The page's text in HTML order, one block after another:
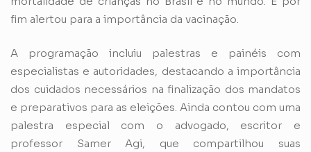
fim alertou para a importância da vacinação.
A programação incluiu palestras e painéis com
especialistas e autoridades, destacando a importância
dos cuidados necessários na finalização dos mandatos
e preparativos para as eleições. Ainda contou com uma
palestra especial com o advogado, escritor e
professor Samer Agi, que compartilhou suas